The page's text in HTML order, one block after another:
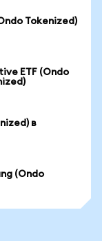
Tokenized)
ETF (Ondo
в
(Ondo